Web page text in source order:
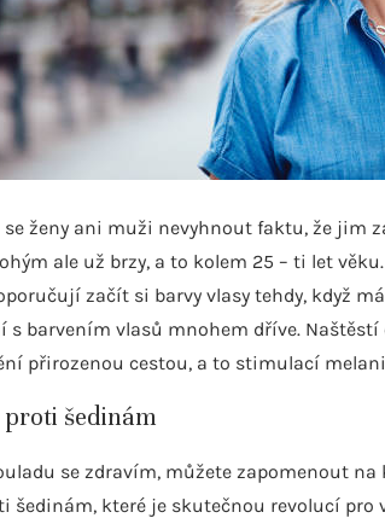
ženy ani muži nevyhnout faktu, že jim
ale už brzy, a to kolem 25 – ti let
začít si barvy vlasy tehdy, když
s barvením vlasů mnohem dříve.
přirozenou cestou, a to stimulací
šedinám
se zdravím, můžete zapomenout
které je skutečnou revolucí pro